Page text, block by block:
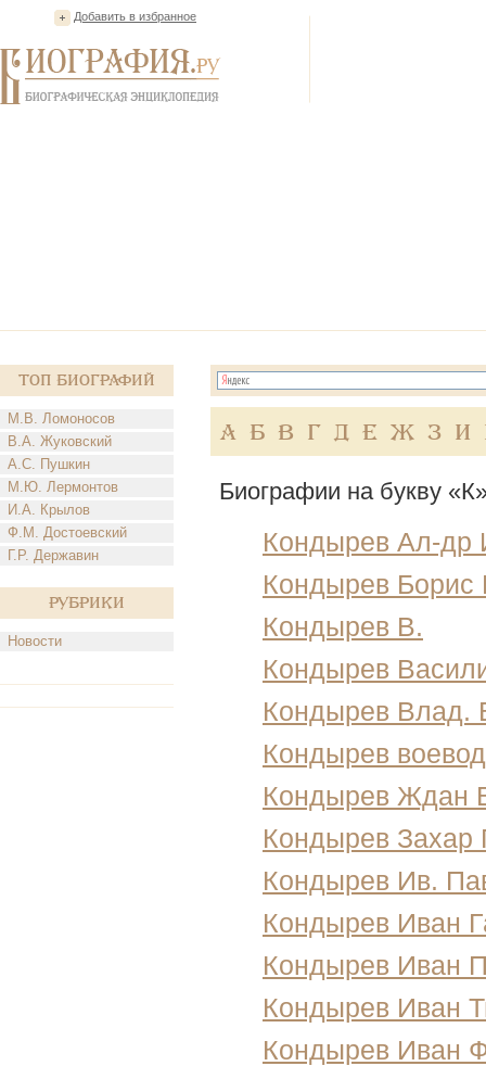
Добавить в избранное
Топ Биографий
М.В. Ломоносов
В.А. Жуковский
А.С. Пушкин
М.Ю. Лермонтов
И.А. Крылов
Ф.М. Достоевский
Г.Р. Державин
Рубрики
Новости
А Б В Г Д Е Ж З И
Биографии на букву
Кондырев Ал-др
Кондырев Борис
Кондырев В.
Кондырев
Кондырев Влад.
Кондырев
Кондырев Ждан
Кондырев Захар
Кондырев Ив.
Кондырев Иван
Кондырев Иван
Кондырев Иван
Кондырев Иван